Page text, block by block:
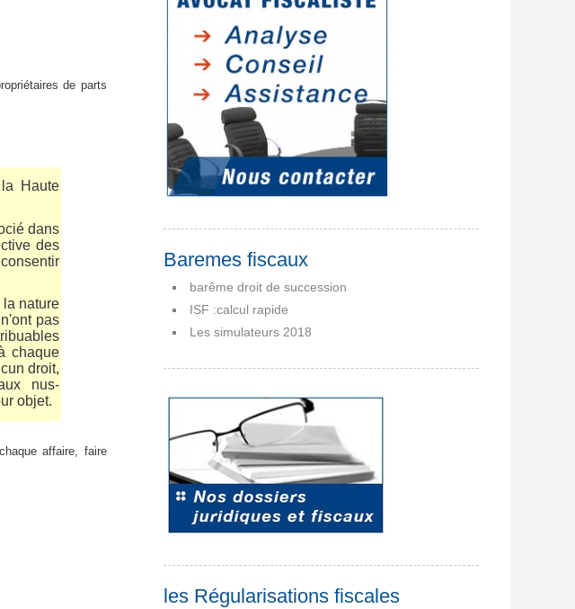
de parts
Haute
dans
des
nature
pas
chaque
droit,
nus-
objet.
affaire, faire
Baremes fiscaux
barême droit de succession
ISF :calcul rapide
Les simulateurs 2018
les Régularisations fiscales